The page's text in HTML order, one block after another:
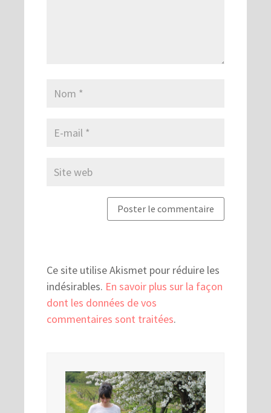
Ce site utilise Akismet pour réduire les
indésirables. En savoir plus sur la façon
dont les données de vos
commentaires sont traitées.